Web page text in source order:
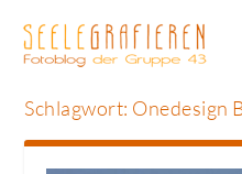
Schlagwort: Onedesign